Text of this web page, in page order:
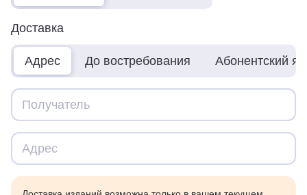
Доставка
Адрес До востребования Абонентский